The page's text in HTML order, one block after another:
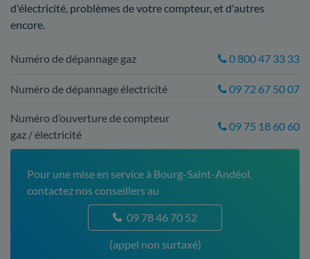
d'électricité, problèmes de votre compteur, et d'autres
encore.
Numéro de dépannage gaz 0 800 47 33 33
Numéro de dépannage électricité 09 72 67 50 07
Numéro d’ouverture de compteur
gaz / électricité
09 75 18 60 60
Pour une mise en service à Bourg-Saint-Andéol,
contactez nos conseillers au
09 78 46 70 52
(appel non surtaxé)